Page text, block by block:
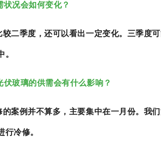
况会如何变化？
二季度，还可以看出一定变化。三季度
玻璃的供需会有什么影响？
案例并不算多，主要集中在一月份。我
冷修。